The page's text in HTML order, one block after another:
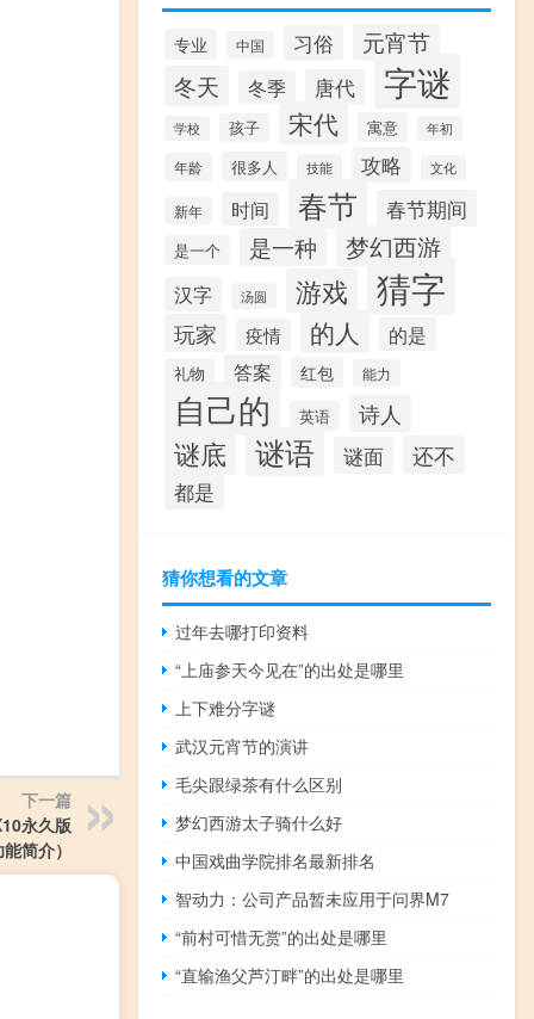
下一篇
永久版
简介）
专业 中国 习俗 元宵节
冬天 冬季 唐代 字谜
学校 孩子 宋代 寓意 年初
年龄 很多人 技能 攻略 文化
新年 时间 春节 春节期间
是一个 是一种 梦幻西游
汉字 汤圆 游戏 猜字
玩家 疫情 的人 的是
礼物 答案 红包 能力
自己的 英语 诗人
谜底 谜语 谜面 还不
都是
猜你想看的文章
过年去哪打印资料
“上庙参天今见在”的出处是哪里
上下难分字谜
武汉元宵节的演讲
毛尖跟绿茶有什么区别
梦幻西游太子骑什么好
中国戏曲学院排名最新排名
智动力：公司产品暂未应用于问界M7
“前村可惜无赏”的出处是哪里
“直输渔父芦汀畔”的出处是哪里